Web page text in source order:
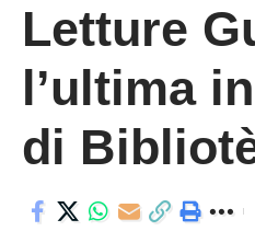
Letture
l’ultima
di